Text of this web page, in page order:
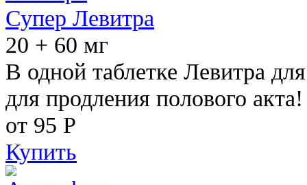
Супер Левитра
20 + 60 мг
В одной таблетке Левитра
для продления полового акта!
от 95 Р
Купить